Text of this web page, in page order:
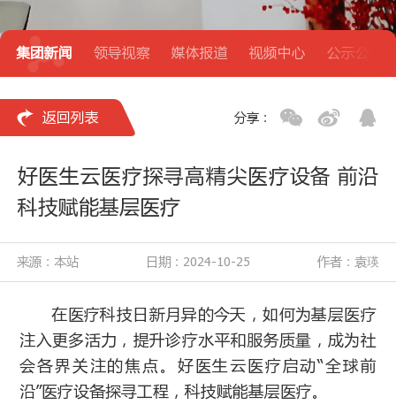
集团新闻 领导视察 媒体报道 视频中心 公示公告
 返回列表 分享：
好医生云医疗探寻高精尖医疗设备 前沿
科技赋能基层医疗
来源：本站 日期：2024-10-25 作者：袁瑛
在医疗科技日新月异的今天，如何为基层医疗
注入更多活力，提升诊疗水平和服务质量，成为社
会各界关注的焦点。好医生云医疗启动“全球前
沿”医疗设备探寻工程，科技赋能基层医疗。